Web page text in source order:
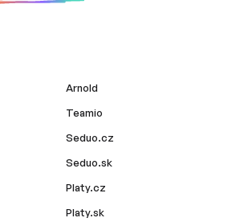
Arnold
Teamio
Seduo.cz
Seduo.sk
Platy.cz
Platy.sk